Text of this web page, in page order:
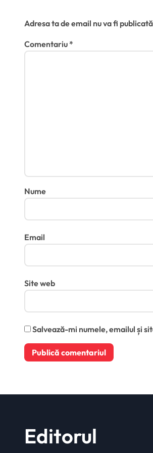
l
e
Adresa ta de email nu va fi
Comentariu*
Nume
Email
Site web
Salvează-mi numele, emailul și
Editorul